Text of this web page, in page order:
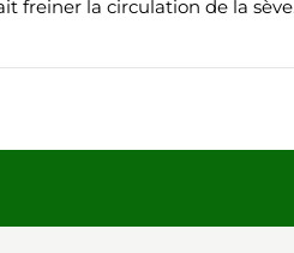
freiner la circulation de la